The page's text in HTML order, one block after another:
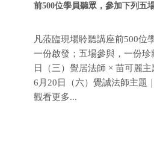
前500位學員聽眾，參加下列五
凡蒞臨現場聆聽講座前500位
一份啟發；五場參與，一份
日（三）覺居法師 × 苗可麗
6月20日（六）覺誠法師主題
觀看更多...